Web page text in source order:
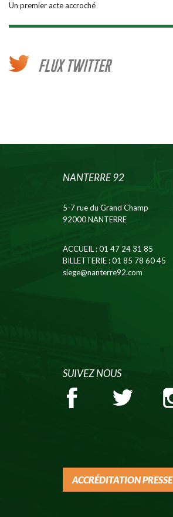
Un premier acte accroché
FLUX TWITTER
NANTERRE 92
5-7 rue du Grand Champ
92000 NANTERRE
ACCUEIL: 01 47 24 31 85
BILLETTERIE: 01 85 78 60 45
siege@nanterre92.com
SUIVEZ NOUS
ACCRÉDITATION PRESSE